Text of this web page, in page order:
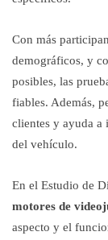
Con más
demográficos, y
posibles, las
fiables. Además,
clientes y ayuda a
del vehículo.
En el Estudio de
motores de
aspecto y el